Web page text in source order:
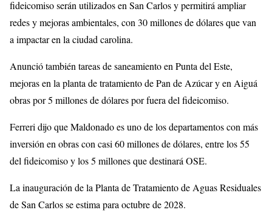
fideicomiso serán utilizados en San Carlos y permitirá ampliar
redes y mejoras ambientales, con 30 millones de dólares que van
a impactar en la ciudad carolina.
Anunció también tareas de saneamiento en Punta del Este,
mejoras en la planta de tratamiento de Pan de Azúcar y en Aiguá
obras por 5 millones de dólares por fuera del fideicomiso.
Ferreri dijo que Maldonado es uno de los departamentos con más
inversión en obras con casi 60 millones de dólares, entre los 55
del fideicomiso y los 5 millones que destinará OSE.
La inauguración de la Planta de Tratamiento de Aguas Residuales
de San Carlos se estima para octubre de 2028.